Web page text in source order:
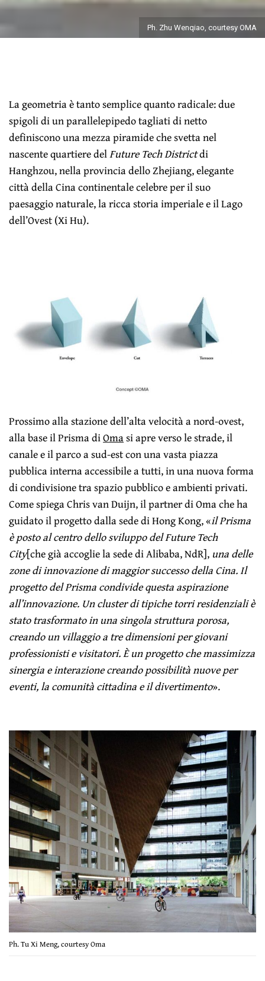
Ph. Zhu Wenqiao, courtesy OMA
La geometria è tanto semplice quanto radicale: due
spigoli di un parallelepipedo tagliati di netto
definiscono una mezza piramide che svetta nel
nascente quartiere delFuture Tech Districtdi
Hanghzou, nella provincia dello Zhejiang, elegante
città della Cina continentale celebre per il suo
paesaggio naturale, la ricca storia imperiale e il Lago
dell’Ovest (Xi Hu).
Prossimo alla stazione dell’alta velocità a nord-ovest,
alla base il Prisma diOmasi apre verso le strade, il
canale e il parco a sud-est con una vasta piazza
pubblica interna accessibile a tutti, in una nuova forma
di condivisione tra spazio pubblico e ambienti privati.
Come spiega Chris van Duijn, il partner di Oma che ha
guidato il progetto dalla sede di Hong Kong, «il Prisma
è posto al centro dello sviluppo del Future Tech
City[che già accoglie la sede di Alibaba, NdR], una delle
zone di innovazione di maggior successo della Cina. Il
progetto del Prisma condivide questa aspirazione
all’innovazione. Un cluster di tipiche torri residenziali è
stato trasformato in una singola struttura porosa,
creando un villaggio a tre dimensioni per giovani
professionisti e visitatori. È un progetto che massimizza
sinergia e interazione creando possibilità nuove per
eventi, la comunità cittadina e il divertimento».
Ph. Tu Xi Meng, courtesy Oma